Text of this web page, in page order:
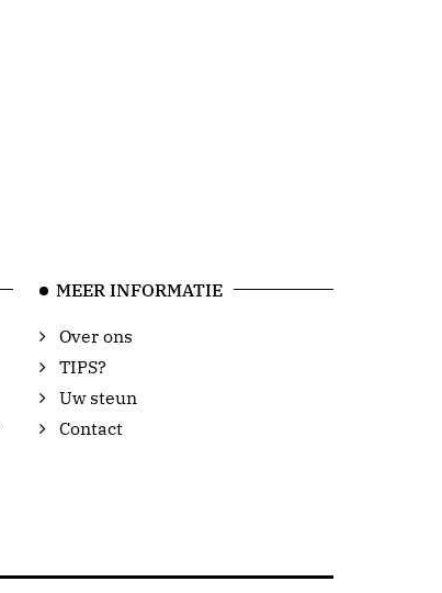
MEER INFORMATIE
Over ons
TIPS?
Uw steun
Contact